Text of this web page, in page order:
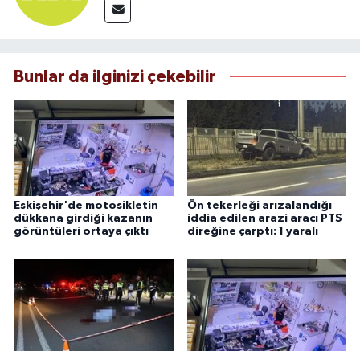
Bunlar da ilginizi çekebilir
Eskişehir'de motosikletin
dükkana girdiği kazanın
görüntüleri ortaya çıktı
Ön tekerleği arızalandığı
iddia edilen arazi aracı PTS
direğine çarptı: 1 yaralı